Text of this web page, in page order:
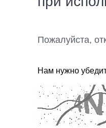
Пожалуйста,
Нам нужно